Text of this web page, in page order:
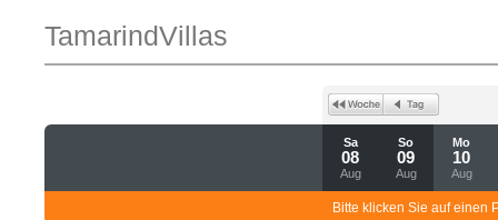
TamarindVillas
Sa
08
Aug
So
09
Aug
Mo
10
Aug
Bitte klicken Sie auf einen